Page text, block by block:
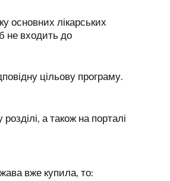
основних лікарських
не входить до
цільову програму.
а також на порталі
вже купила, то: